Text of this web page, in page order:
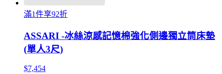
滿1件享92折
ASSARI -冰絲涼感記憶棉強化側邊獨立筒床墊
(單人3尺)
$7,454